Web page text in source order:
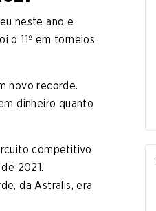
neste ano e
o 11º em torneios
novo recorde.
dinheiro quanto
competitivo
2021.
da Astralis, era